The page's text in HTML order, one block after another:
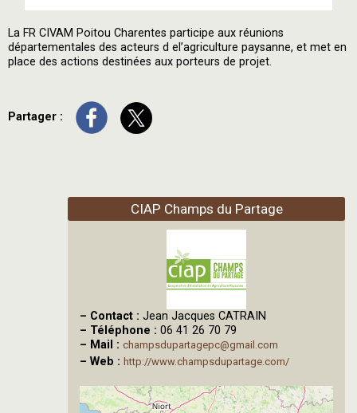
La FR CIVAM Poitou Charentes participe aux réunions
départementales des acteurs d el’agriculture paysanne, et met en
place des actions destinées aux porteurs de projet.
Partager :
CIAP Champs du Partage
– Contact : Jean Jacques CATRAIN
– Téléphone : 06 41 26 70 79
– Mail : champsdupartagepc@gmail.com
– Web : http://www.champsdupartage.com/